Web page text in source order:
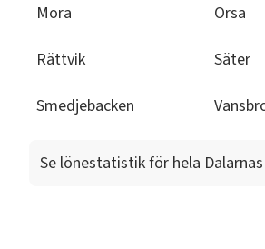
Mora Orsa
Rättvik Säter
Smedjebacken
Se lönestatistik för hela